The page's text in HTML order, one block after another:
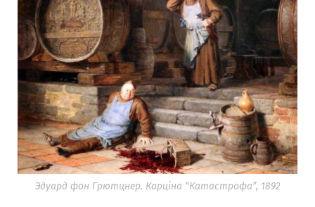
Эдуард фон Грютцнер. Карціна “Катастрофа”, 1892